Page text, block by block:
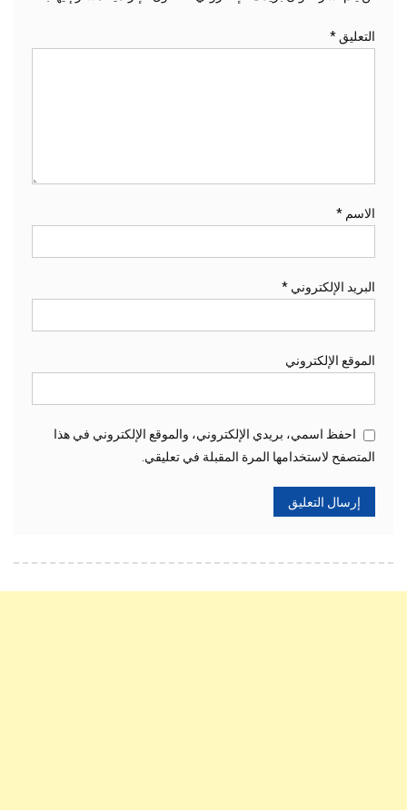
التعليق *
الاسم *
البريد الإلكتروني *
الموقع الإلكتروني
احفظ اسمي، بريدي الإلكتروني، والموقع الإلكتروني في هذا
المتصفح لاستخدامها المرة المقبلة في تعليقي.